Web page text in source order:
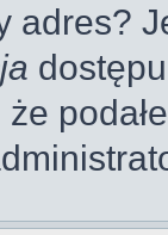
adres?